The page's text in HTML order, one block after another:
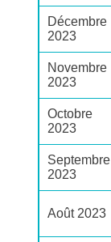
Décembre
2023
Novembre
2023
Octobre
2023
Septembre
2023
Août 2023